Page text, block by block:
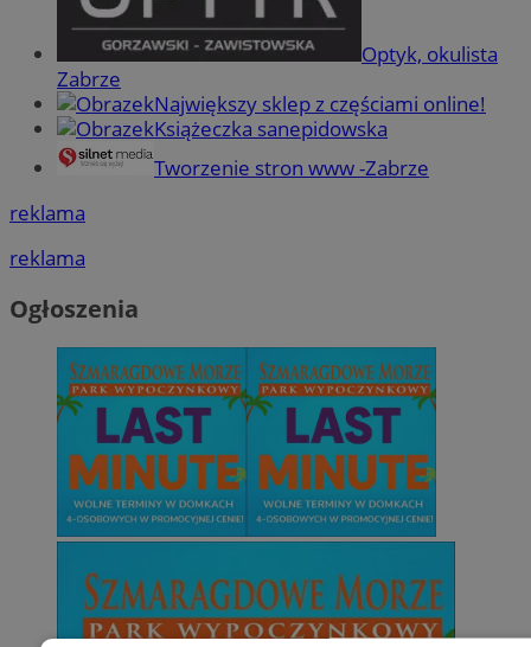
Optyk, okulista
Zabrze
Największy sklep z częściami online!
Książeczka sanepidowska
Tworzenie stron www -Zabrze
reklama
reklama
Ogłoszenia